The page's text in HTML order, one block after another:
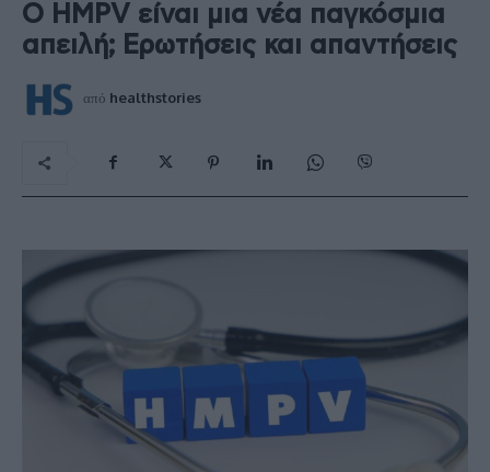
Ο HMPV είναι μια νέα παγκόσμια
απειλή; Ερωτήσεις και απαντήσεις
από healthstories